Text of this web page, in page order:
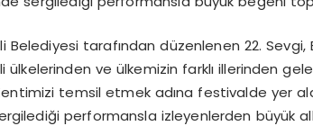
Belediyesi tarafından düzenlenen 22. Sevgi,
ve ülkemizin farklı illerinden
temsil etmek adına festivalde yer
performansla izleyenlerden büyük